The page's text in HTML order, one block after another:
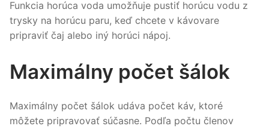
Funkcia horúca voda umožňuje pustiť horúcu vodu z
trysky na horúcu paru, keď chcete v kávovare
pripraviť čaj alebo iný horúci nápoj.
Maximálny počet šálok
Maximálny počet šálok udáva počet káv, ktoré
môžete pripravovať súčasne. Podľa počtu členov